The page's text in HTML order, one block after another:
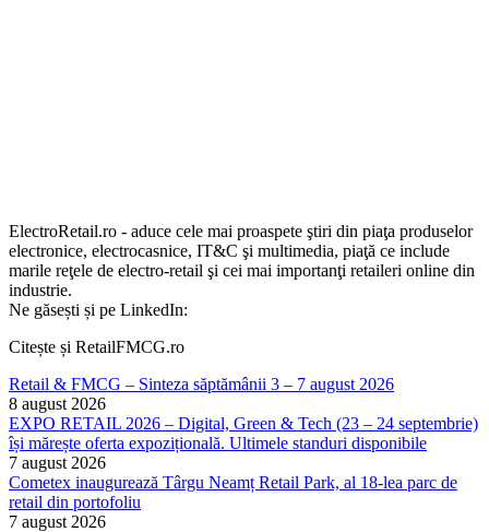
ElectroRetail.ro - aduce cele mai proaspete ştiri din piaţa produselor
electronice, electrocasnice, IT&C şi multimedia, piaţă ce include
marile reţele de electro-retail şi cei mai importanţi retaileri online din
industrie.
Ne găsești și pe LinkedIn:
Citește și RetailFMCG.ro
Retail & FMCG – Sinteza săptămânii 3 – 7 august 2026
8 august 2026
EXPO RETAIL 2026 – Digital, Green & Tech (23 – 24 septembrie)
își mărește oferta expozițională. Ultimele standuri disponibile
7 august 2026
Cometex inaugurează Târgu Neamț Retail Park, al 18-lea parc de
retail din portofoliu
7 august 2026